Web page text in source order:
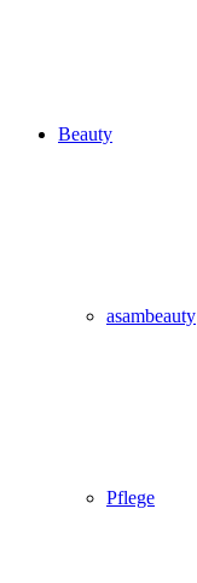
Beauty
asambeauty
Pflege